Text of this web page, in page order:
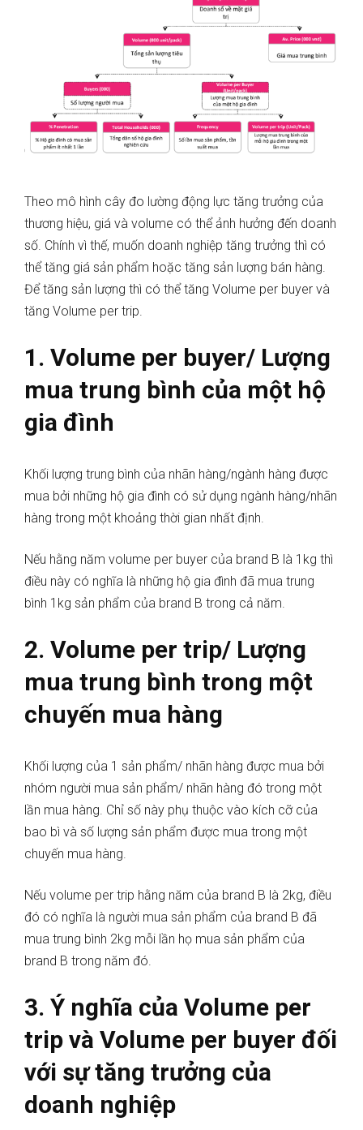
Theo mô hình cây đo lường động lực tăng trưởng của
thương hiệu, giá và volume có thể ảnh hưởng đến doanh
số. Chính vì thế, muốn doanh nghiệp tăng trưởng thì có
thể tăng giá sản phẩm hoặc tăng sản lượng bán hàng.
Để tăng sản lượng thì có thể tăng Volume per buyer và
tăng Volume per trip.
1. Volume per buyer/ Lượng
mua trung bình của một hộ
gia đình
Khối lượng trung bình của nhãn hàng/ngành hàng được
mua bởi những hộ gia đình có sử dụng ngành hàng/nhãn
hàng trong một khoảng thời gian nhất định.
Nếu hằng năm volume per buyer của brand B là 1kg thì
điều này có nghĩa là những hộ gia đình đã mua trung
bình 1kg sản phẩm của brand B trong cả năm.
2. Volume per trip/ Lượng
mua trung bình trong một
chuyến mua hàng
Khối lượng của 1 sản phẩm/ nhãn hàng được mua bởi
nhóm người mua sản phẩm/ nhãn hàng đó trong một
lần mua hàng. Chỉ số này phụ thuộc vào kích cỡ của
bao bì và số lượng sản phẩm được mua trong một
chuyến mua hàng.
Nếu volume per trip hằng năm của brand B là 2kg, điều
đó có nghĩa là người mua sản phẩm của brand B đã
mua trung bình 2kg mỗi lần họ mua sản phẩm của
brand B trong năm đó.
3. Ý nghĩa của Volume per
trip và Volume per buyer đối
với sự tăng trưởng của
doanh nghiệp